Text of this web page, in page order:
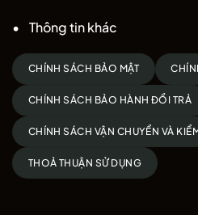
Thông tin khác
CHÍNH SÁCH BẢO MẬT
CHÍNH SÁCH BẢO HÀNH ĐỔI TRẢ
CHÍNH SÁCH VẬN CHUYỂN VÀ
THOẢ THUẬN SỬ DỤNG